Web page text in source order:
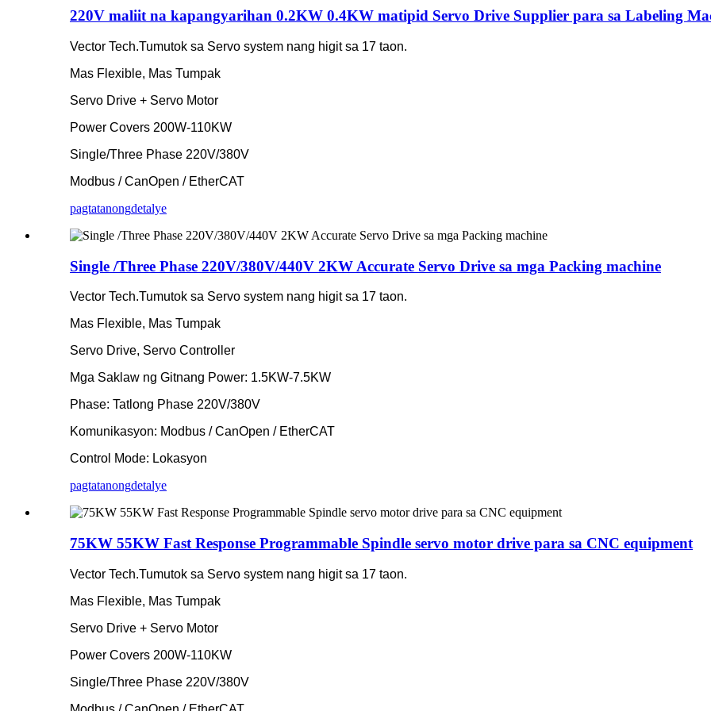
220V maliit na kapangyarihan 0.2KW 0.4KW matipid Servo Drive Supplier para sa Labeling
Vector Tech.Tumutok sa Servo system nang higit sa 17 taon.
Mas Flexible, Mas Tumpak
Servo Drive + Servo Motor
Power Covers 200W-110KW
Single/Three Phase 220V/380V
Modbus / CanOpen / EtherCAT
pagtatanongdetalye
Single /Three Phase 220V/380V/440V 2KW Accurate Servo Drive sa mga Packing machine
Vector Tech.Tumutok sa Servo system nang higit sa 17 taon.
Mas Flexible, Mas Tumpak
Servo Drive, Servo Controller
Mga Saklaw ng Gitnang Power: 1.5KW-7.5KW
Phase: Tatlong Phase 220V/380V
Komunikasyon: Modbus / CanOpen / EtherCAT
Control Mode: Lokasyon
pagtatanongdetalye
75KW 55KW Fast Response Programmable Spindle servo motor drive para sa CNC equipment
Vector Tech.Tumutok sa Servo system nang higit sa 17 taon.
Mas Flexible, Mas Tumpak
Servo Drive + Servo Motor
Power Covers 200W-110KW
Single/Three Phase 220V/380V